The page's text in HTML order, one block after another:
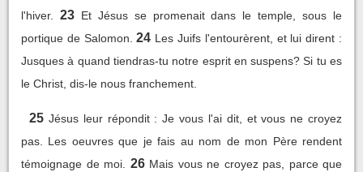
l'hiver.
23 Et Jésus se promenait dans le temple, sous le
portique de Salomon. 24 Les Juifs l'entourèrent, et lui dirent :
Jusques à quand tiendras-tu notre esprit en suspens? Si tu es
le Christ, dis-le nous franchement.
25 Jésus leur répondit : Je vous l'ai dit, et vous ne croyez
pas. Les oeuvres que je fais au nom de mon Père rendent
témoignage de moi.
26 Mais vous ne croyez pas, parce que